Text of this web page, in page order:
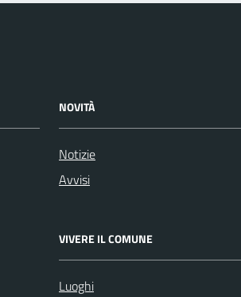
NOVITÀ
Notizie
Avvisi
VIVERE IL COMUNE
Luoghi